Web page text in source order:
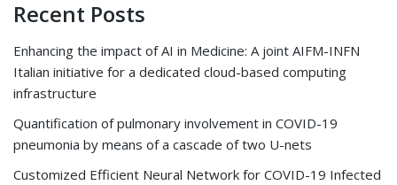
Recent Posts
Enhancing the impact of AI in Medicine: A joint AIFM-INFN
Italian initiative for a dedicated cloud-based computing
infrastructure
Quantification of pulmonary involvement in COVID-19
pneumonia by means of a cascade of two U-nets
Customized Efficient Neural Network for COVID-19 Infected